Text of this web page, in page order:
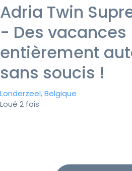
Adria Twin
- Des vacances
entièrement
sans soucis !
Londerzeel, Belgique
Loué 2 fois